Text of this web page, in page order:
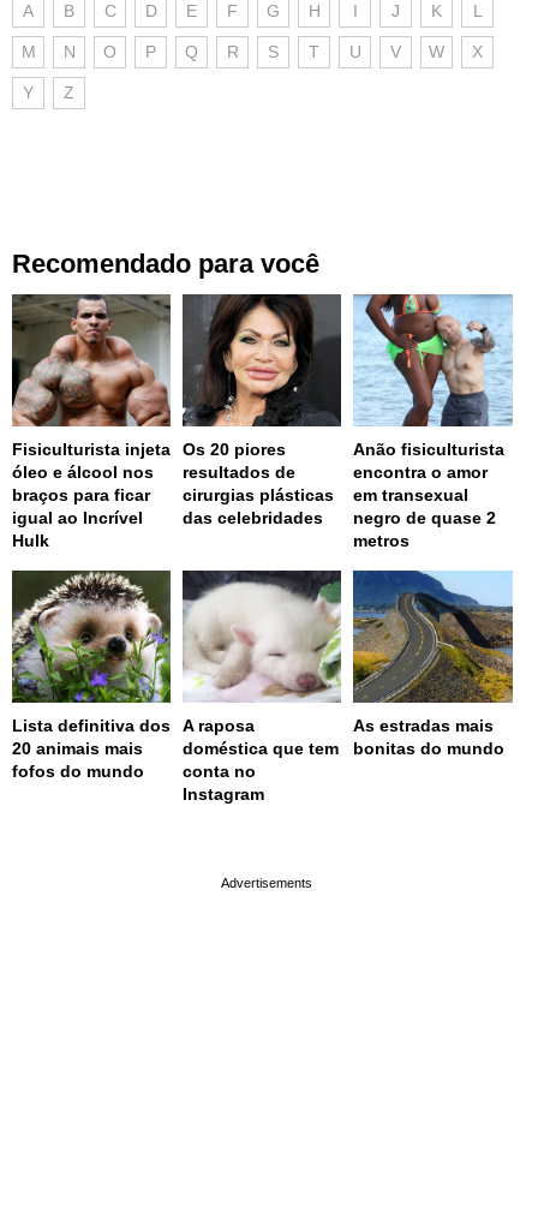
A B C D E F G H I J K L
M N O P Q R S T U V W X
Y Z
Recomendado para você
Fisiculturista injeta
óleo e álcool nos
braços para ficar
igual ao Incrível
Hulk
Os 20 piores
resultados de
cirurgias plásticas
das celebridades
Anão fisiculturista
encontra o amor
em transexual
negro de quase 2
metros
Lista definitiva dos
20 animais mais
fofos do mundo
A raposa
doméstica que tem
conta no
Instagram
As estradas mais
bonitas do mundo